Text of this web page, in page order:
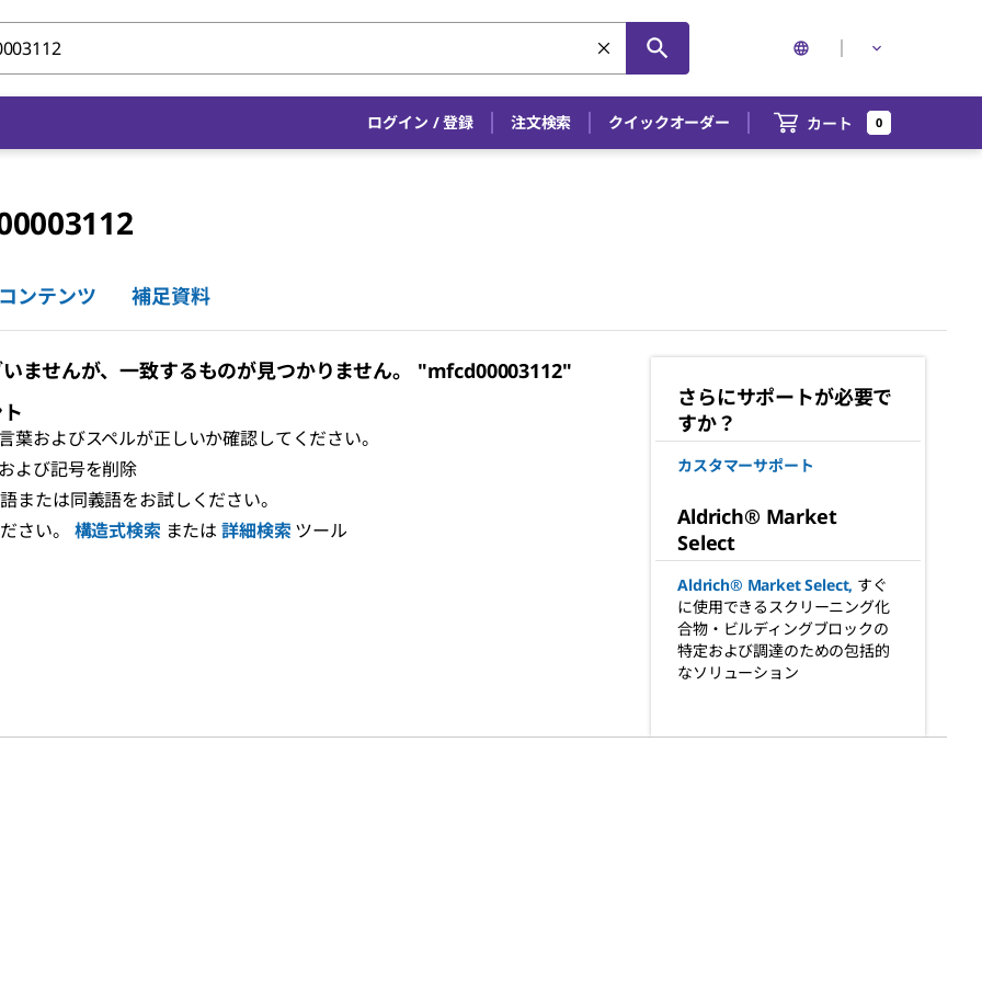
ログイン / 登録 注文検索 クイックオーダー カート 0
コンテンツ 補足資料
ませんが、一致するものが見つかりません。 "mfcd00003112"
葉およびスペルが正しいか確認してください。
よび記号を削除
または同義語をお試しください。
さい。
構造式検索 または 詳細検索 ツール
さらにサポートが必要で
すか？
カスタマーサポート
Aldrich® Market
Select
Aldrich® Market Select, すぐ
に使用できるスクリーニング化
合物・ビルディングブロックの
特定および調達のための包括的
なソリューション